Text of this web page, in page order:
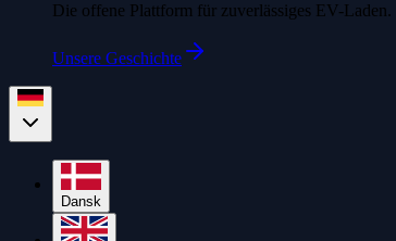
Die offene Plattform für zuverlässiges EV-Laden.
Unsere Geschichte
Dansk